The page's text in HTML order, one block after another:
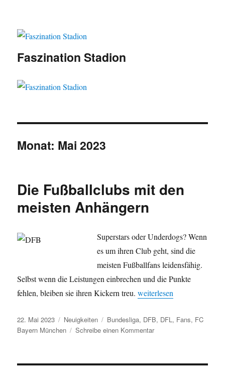
Faszination Stadion
Monat: Mai 2023
Die Fußballclubs mit den
meisten Anhängern
Superstars oder Underdogs? Wenn
es um ihren Club geht, sind die
meisten Fußballfans leidensfähig.
Selbst wenn die Leistungen einbrechen und die Punkte
fehlen, bleiben sie ihren Kickern treu.„Die Fußballclubs mit den
weiterlesen
Veröffentlicht
am
22. Mai 2023 Kategorien
Neuigkeiten Schlagwörter
Bundesliga, DFB, DFL, Fans, FC
Bayern München
Schreibe einen Kommentarzu
mit